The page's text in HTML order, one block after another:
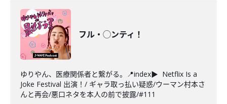
フル・◯ンティ！
ゆりやん、医療関係者と繋がる。📍index▶ Netflix Is a
Joke Festival 出演！/ ギャラ取っ払い疑惑/ウーマン村本さ
んと再会/悪口ネタを本人の前で披露/#111